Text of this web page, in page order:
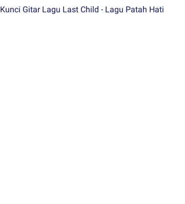
Kunci Gitar Lagu Last Child - Lagu Patah Hati